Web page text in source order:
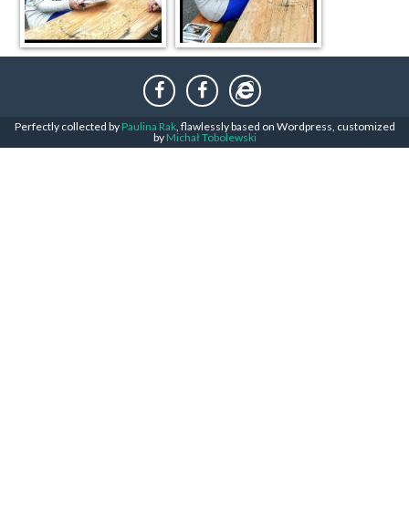
Perfectly collected by Paulina Rak, flawlessly based on Wordpress, customized
by Michał Tobolewski